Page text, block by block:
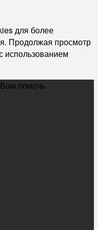
для более
Продолжая просмотр
использованием
помочь